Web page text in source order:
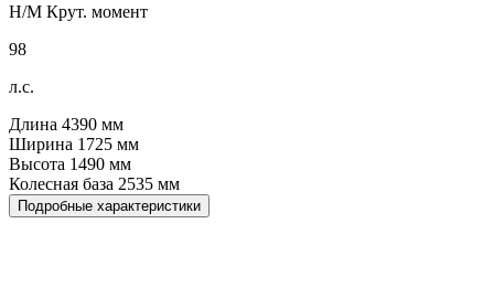
Н/М Крут. момент
98
л.с.
Длина 4390 мм
Ширина 1725 мм
Высота 1490 мм
Колесная база 2535 мм
Подробные характеристики